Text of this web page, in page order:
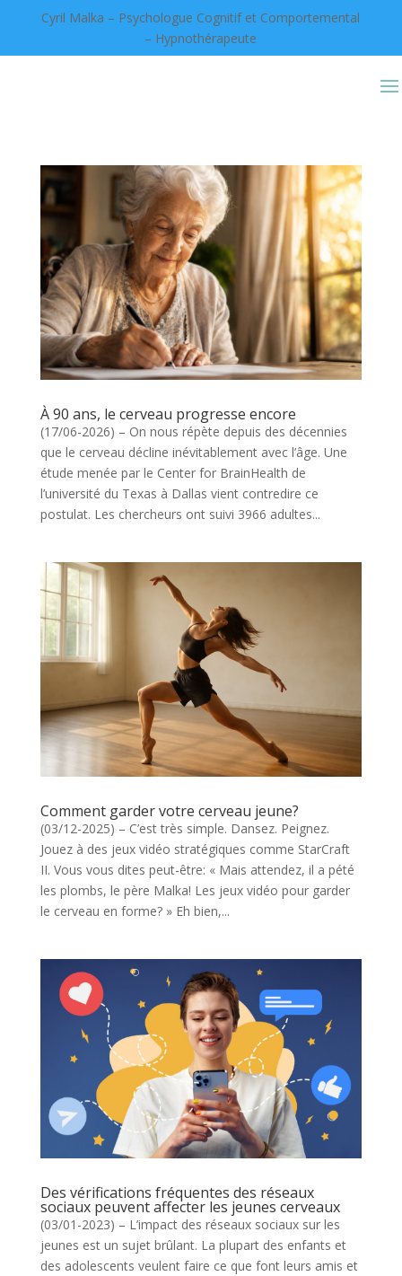
Cyril Malka – Psychologue Cognitif et Comportemental
– Hypnothérapeute
À 90 ans, le cerveau progresse encore
(17/06-2026) – On nous répète depuis des décennies
que le cerveau décline inévitablement avec l’âge. Une
étude menée par le Center for BrainHealth de
l’université du Texas à Dallas vient contredire ce
postulat. Les chercheurs ont suivi 3966 adultes...
Comment garder votre cerveau jeune?
(03/12-2025) – C’est très simple. Dansez. Peignez.
Jouez à des jeux vidéo stratégiques comme StarCraft
II. Vous vous dites peut-être: « Mais attendez, il a pété
les plombs, le père Malka! Les jeux vidéo pour garder
le cerveau en forme? » Eh bien,...
Des vérifications fréquentes des réseaux
sociaux peuvent affecter les jeunes cerveaux
(03/01-2023) – L’impact des réseaux sociaux sur les
jeunes est un sujet brûlant. La plupart des enfants et
des adolescents veulent faire ce que font leurs amis et